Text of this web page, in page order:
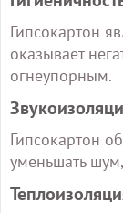
Гипсокартон
оказывает
огнеупорным.
Гипсокартон
уменьшать